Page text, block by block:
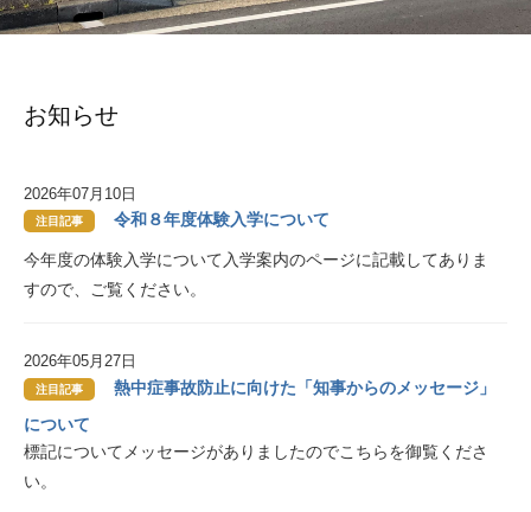
お知らせ
2026年07月10日
注目記事 令和８年度体験入学について
今年度の体験入学について入学案内のページに記載してありま
すので、ご覧ください。
2026年05月27日
注目記事 熱中症事故防止に向けた「知事からのメッセージ」
について
標記についてメッセージがありましたのでこちらを御覧くださ
い。